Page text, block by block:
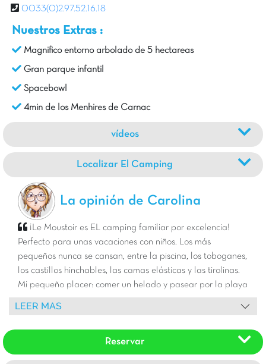
0033(0)2.97.52.16.18
Nuestros Extras :
Magnifico entorno arbolado de 5 hectareas
Gran parque infantil
Spacebowl
4min de los Menhires de Carnac
vídeos
Localizar El Camping
La opinión de Carolina
¡Le Moustoir es EL camping familiar por excelencia!
Perfecto para unas vacaciones con niños. Los más
pequeños nunca se cansan, entre la piscina, los toboganes,
los castillos hinchables, las camas elásticas y las tirolinas.
Mi pequeño placer: comer un helado y pasear por la playa
de Carnac. En verano, un autobús lanzadera le lleva
LEER MAS
Reservar